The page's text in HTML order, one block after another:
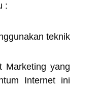
:
teknik
Marketing yang
Internet ini